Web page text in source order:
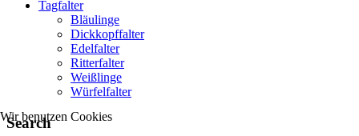
Tagfalter
Bläulinge
Dickkopffalter
Edelfalter
Ritterfalter
Weißlinge
Würfelfalter
Search
Wir benutzen Cookies